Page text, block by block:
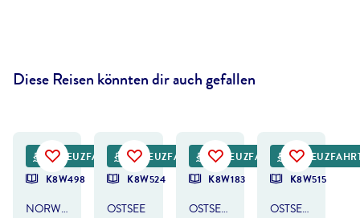
Diese Reisen könnten dir auch gefallen
KREUZFAHRT
K8W498
NORWEGEN ODER BALTIKUM
KREUZFAHRT
K8W524
OSTSEE
KREUZFAHRT
K8W183
OSTSEE - BALTIKUM & FINNLAND
K8W515
OSTSEE - BALTIKUM & SKANDINAVIEN